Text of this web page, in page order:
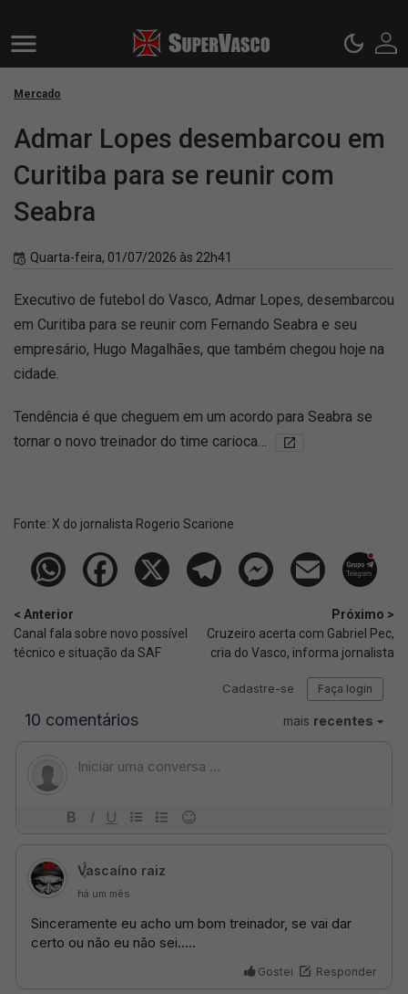
Mercado
Admar Lopes desembarcou em
Curitiba para se reunir com
Seabra
Quarta-feira, 01/07/2026 às 22h41
Executivo de futebol do Vasco, Admar Lopes, desembarcou
em Curitiba para se reunir com Fernando Seabra e seu
empresário, Hugo Magalhães, que também chegou hoje na
cidade.
Tendência é que cheguem em um acordo para Seabra se
tornar o novo treinador do time carioca…
Fonte: X do jornalista Rogerio Scarione
< Anterior
Canal fala sobre novo possível
técnico e situação da SAF
Próximo >
Cruzeiro acerta com Gabriel Pec,
cria do Vasco, informa jornalista